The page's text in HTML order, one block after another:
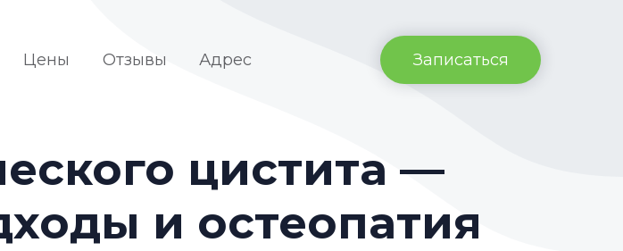
Цены Отзывы Адрес Записаться
цистита —
и остеопатия